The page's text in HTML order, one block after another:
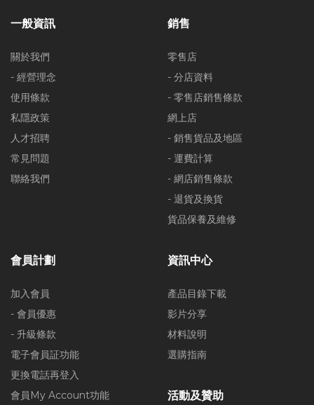
一般資訊
關於我們
- 經營理念
使用條款
私隱政策
人才招聘
常見問題
聯絡我們
銷售
零售店
- 分店資料
- 零售店銷售條款
網上店
- 銷售貨品及地區
- 運費計算
- 網店銷售條款
- 退貨及換貨
貨品保養及維修
會員計劃
加入會員
- 會員優惠
- 升級條款
電子會員証功能
更換電話再登入
會員My Account功能
資訊中心
產品目錄下載
影片分享
材料說明
選購指南
活動及贊助